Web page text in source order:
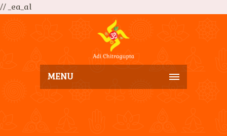
// _ea_al
MENU